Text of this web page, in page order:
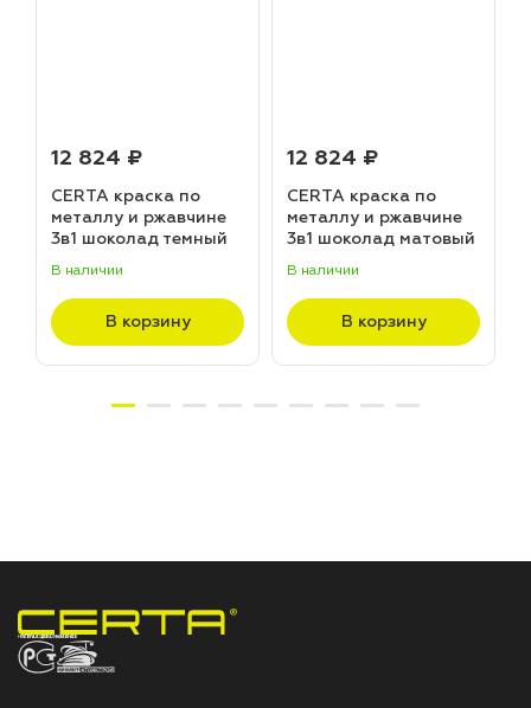
12 824 ₽
CERTA краска по
металлу и ржавчине
3в1 шоколад темный
(20,0кг)
В наличии
В корзину
12 824 ₽
CERTA краска по
металлу и ржавчине
3в1 шоколад матовый
В наличии
В корзину
НПП «СПЕКТР» ЗАВОД ЛАКОКРАСОЧНЫХ МАТЕРИАЛОВ